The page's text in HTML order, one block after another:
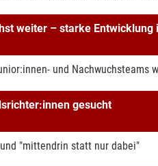
weiter – starke Entwicklung
und Nachwuchsteams
gesucht
"mittendrin statt nur dabei"